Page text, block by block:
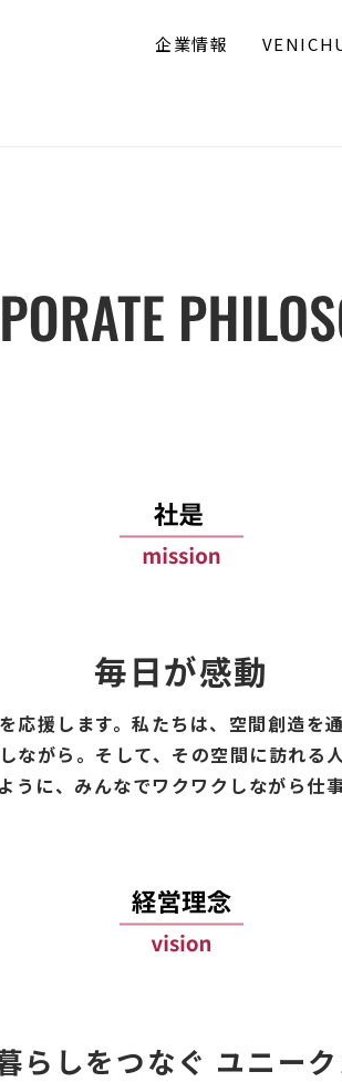
企業情報
毎日が感動
応援します。私たちは、空間創造を
ながら。そして、その空間に訪れる
うに、みんなでワクワクしながら仕
らしをつなぐ ユニー